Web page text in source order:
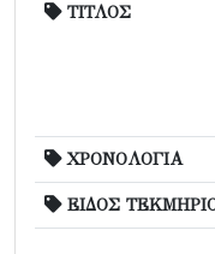
ΤΙΤΛΟΣ
ΧΡΟΝΟΛΟΓΙΑ
ΕΙΔΟΣ